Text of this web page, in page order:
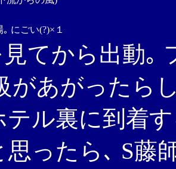
にごい(?)×１
てから出動｡
があがったら
テル裏に到着
思ったら､ S藤